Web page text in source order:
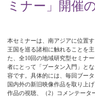
ミナー」開催
本セミナーは、南アジアに位置
王国を巡る諸相に触れることを
た、全10回の地域研究型セミナ
者にとって「ブータン入門」と
容です。具体的には、毎回ブー
国内外の新旧映像作品を取り上
作品の視聴、（2）コメンテータ